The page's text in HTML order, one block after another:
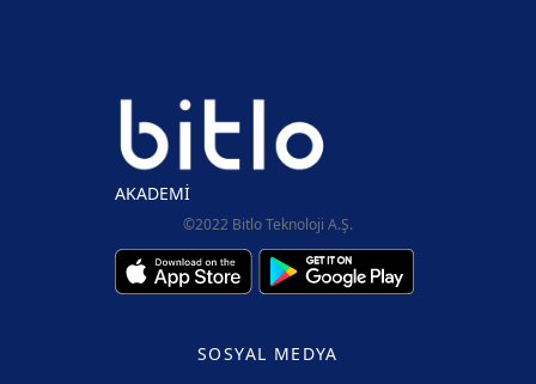
AKADEMİ
©2022 Bitlo Teknoloji A.Ş.
SOSYAL MEDYA